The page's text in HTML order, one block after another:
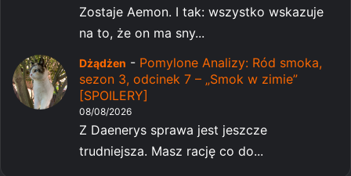
Zostaje Aemon. I tak: wszystko wskazuje
na to, że on ma sny...
Dżądżen - Pomylone Analizy: Ród smoka,
sezon 3, odcinek 7 – „Smok w zimie”
[SPOILERY]
08/08/2026
Z Daenerys sprawa jest jeszcze
trudniejsza. Masz rację co do...